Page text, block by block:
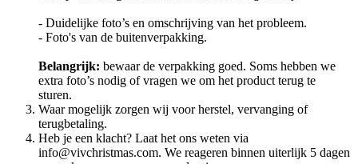
- Duidelijke foto’s en omschrijving van het probleem.
- Foto's van de buitenverpakking.
Belangrijk: bewaar de verpakking goed. Soms hebben we
extra foto’s nodig of vragen we om het product terug te
sturen.
Waar mogelijk zorgen wij voor herstel, vervanging of
terugbetaling.
Heb je een klacht? Laat het ons weten via
info@vivchristmas.com. We reageren binnen uiterlijk 5 dagen